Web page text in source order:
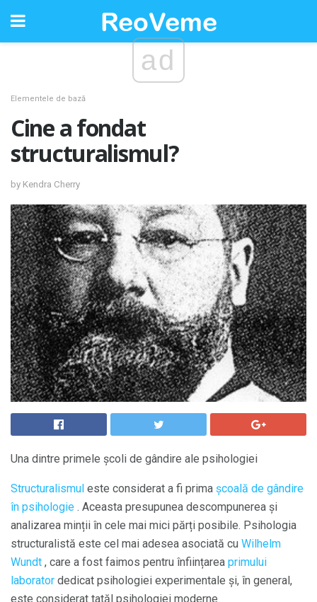
ad
Elementele de bază
Cine a fondat
structuralismul?
by Kendra Cherry
Una dintre primele școli de gândire ale psihologiei
Structuralismul este considerat a fi prima școală de gândire
în psihologie . Aceasta presupunea descompunerea și
analizarea minții în cele mai mici părți posibile. Psihologia
structuralistă este cel mai adesea asociată cu Wilhelm
Wundt , care a fost faimos pentru înființarea primului
laborator dedicat psihologiei experimentale și, în general,
este considerat tatăl psihologiei moderne.